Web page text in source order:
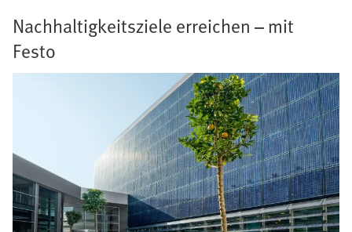
Nachhaltigkeit sziele erreichen – mit
Festo